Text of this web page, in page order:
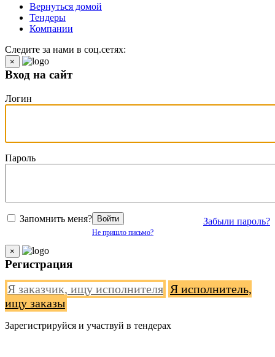
Вернуться домой
Тендеры
Компании
Следите за нами в соц.сетях:
×
Вход на сайт
Логин
Пароль
Запомнить меня? Забыли пароль?
Войти
Не пришло письмо?
×
Регистрация
Я заказчик, ищу исполнителя Я исполнитель,
ищу заказы
Зарегистрируйся и участвуй в тендерах